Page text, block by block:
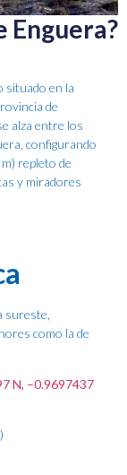
Enguera?
situado en la
de
alza entre los
configurando
repleto de
y miradores
sureste,
como la de
N, –0.9697437